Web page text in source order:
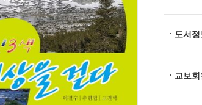
ㆍ도서정
ㆍ교보회